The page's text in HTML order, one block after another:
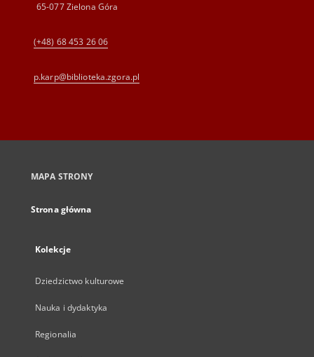
65-077 Zielona Góra
(+48) 68 453 26 06
p.karp@biblioteka.zgora.pl
MAPA STRONY
Strona główna
Kolekcje
Dziedzictwo kulturowe
Nauka i dydaktyka
Regionalia